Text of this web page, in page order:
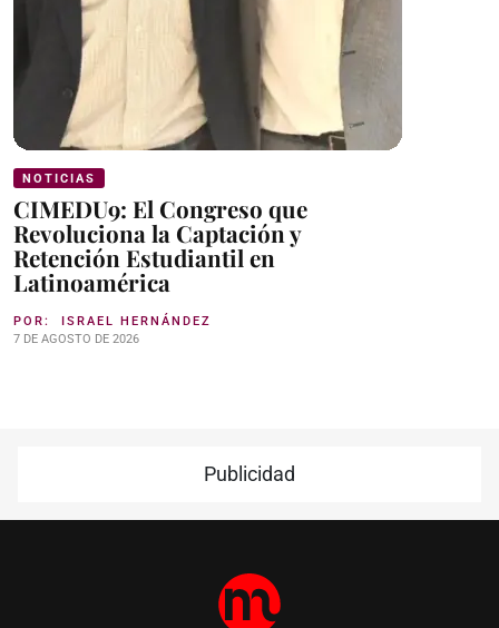
NOTICIAS
CIMEDU9: El Congreso que
Revoluciona la Captación y
Retención Estudiantil en
Latinoamérica
POR: ISRAEL HERNÁNDEZ
7 DE AGOSTO DE 2026
Publicidad